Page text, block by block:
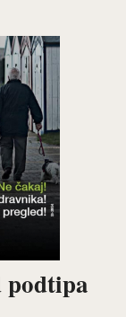
podtipa